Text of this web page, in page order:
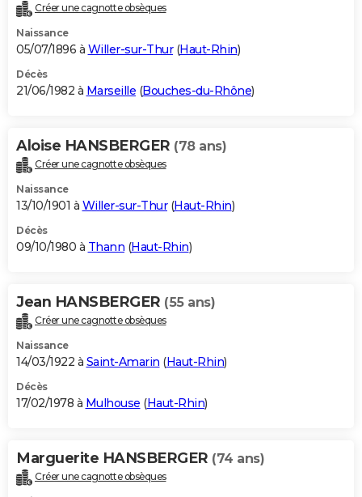
Créer une cagnotte obsèques
Naissance
05/07/1896 à Willer-sur-Thur(Haut-Rhin)
Décès
21/06/1982 à Marseille (Bouches-du-Rhône)
Aloise HANSBERGER (78 ans)
Créer une cagnotte obsèques
Naissance
13/10/1901 à Willer-sur-Thur(Haut-Rhin)
Décès
09/10/1980 à Thann (Haut-Rhin)
Jean HANSBERGER (55 ans)
Créer une cagnotte obsèques
Naissance
14/03/1922 à Saint-Amarin (Haut-Rhin)
Décès
17/02/1978 à Mulhouse (Haut-Rhin)
Marguerite HANSBERGER (74 ans)
Créer une cagnotte obsèques